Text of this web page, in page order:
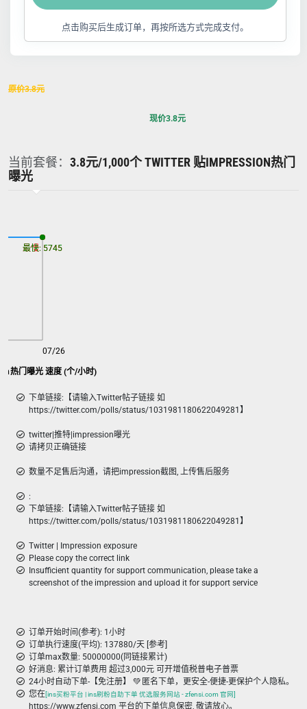
点击购买后生成订单，再按所选方式完成支付。
原价3.8元
现价3.8元
当前套餐： 3.8元/1,000个 TWITTER 贴IMPRESSION热门
曝光
热门曝光 速度 (个/小时)
07/26
最慢: 5745
最快: 5745
下单链接:【请输入Twitter帖子链接 如
https://twitter.com/polls/status/1031981180622049281】
twitter|推特|impression曝光
请拷贝正确链接
数量不足售后沟通，请把impression截图, 上传售后服务
:
下单链接:【请输入Twitter帖子链接 如
https://twitter.com/polls/status/1031981180622049281】
Twitter | Impression exposure
Please copy the correct link
Insufficient quantity for support communication, please take a
screenshot of the impression and upload it for support service
订单开始时间(参考): 1小时
订单执行速度(平均): 137880/天 [参考]
订单max数量: 50000000(同链接累计)
好消息: 累计订单费用 超过3,000元 可开增值税普电子普票
24小时自动下单-【免注册】 💚 匿名下单，更安全-便捷-更保护个人隐私。
您在[ins买粉平台 | ins刷粉自助下单 优选服务网站 - zfensi.com 官网]
https://www.zfensi.com 平台的下单信息保密, 敬请放心。